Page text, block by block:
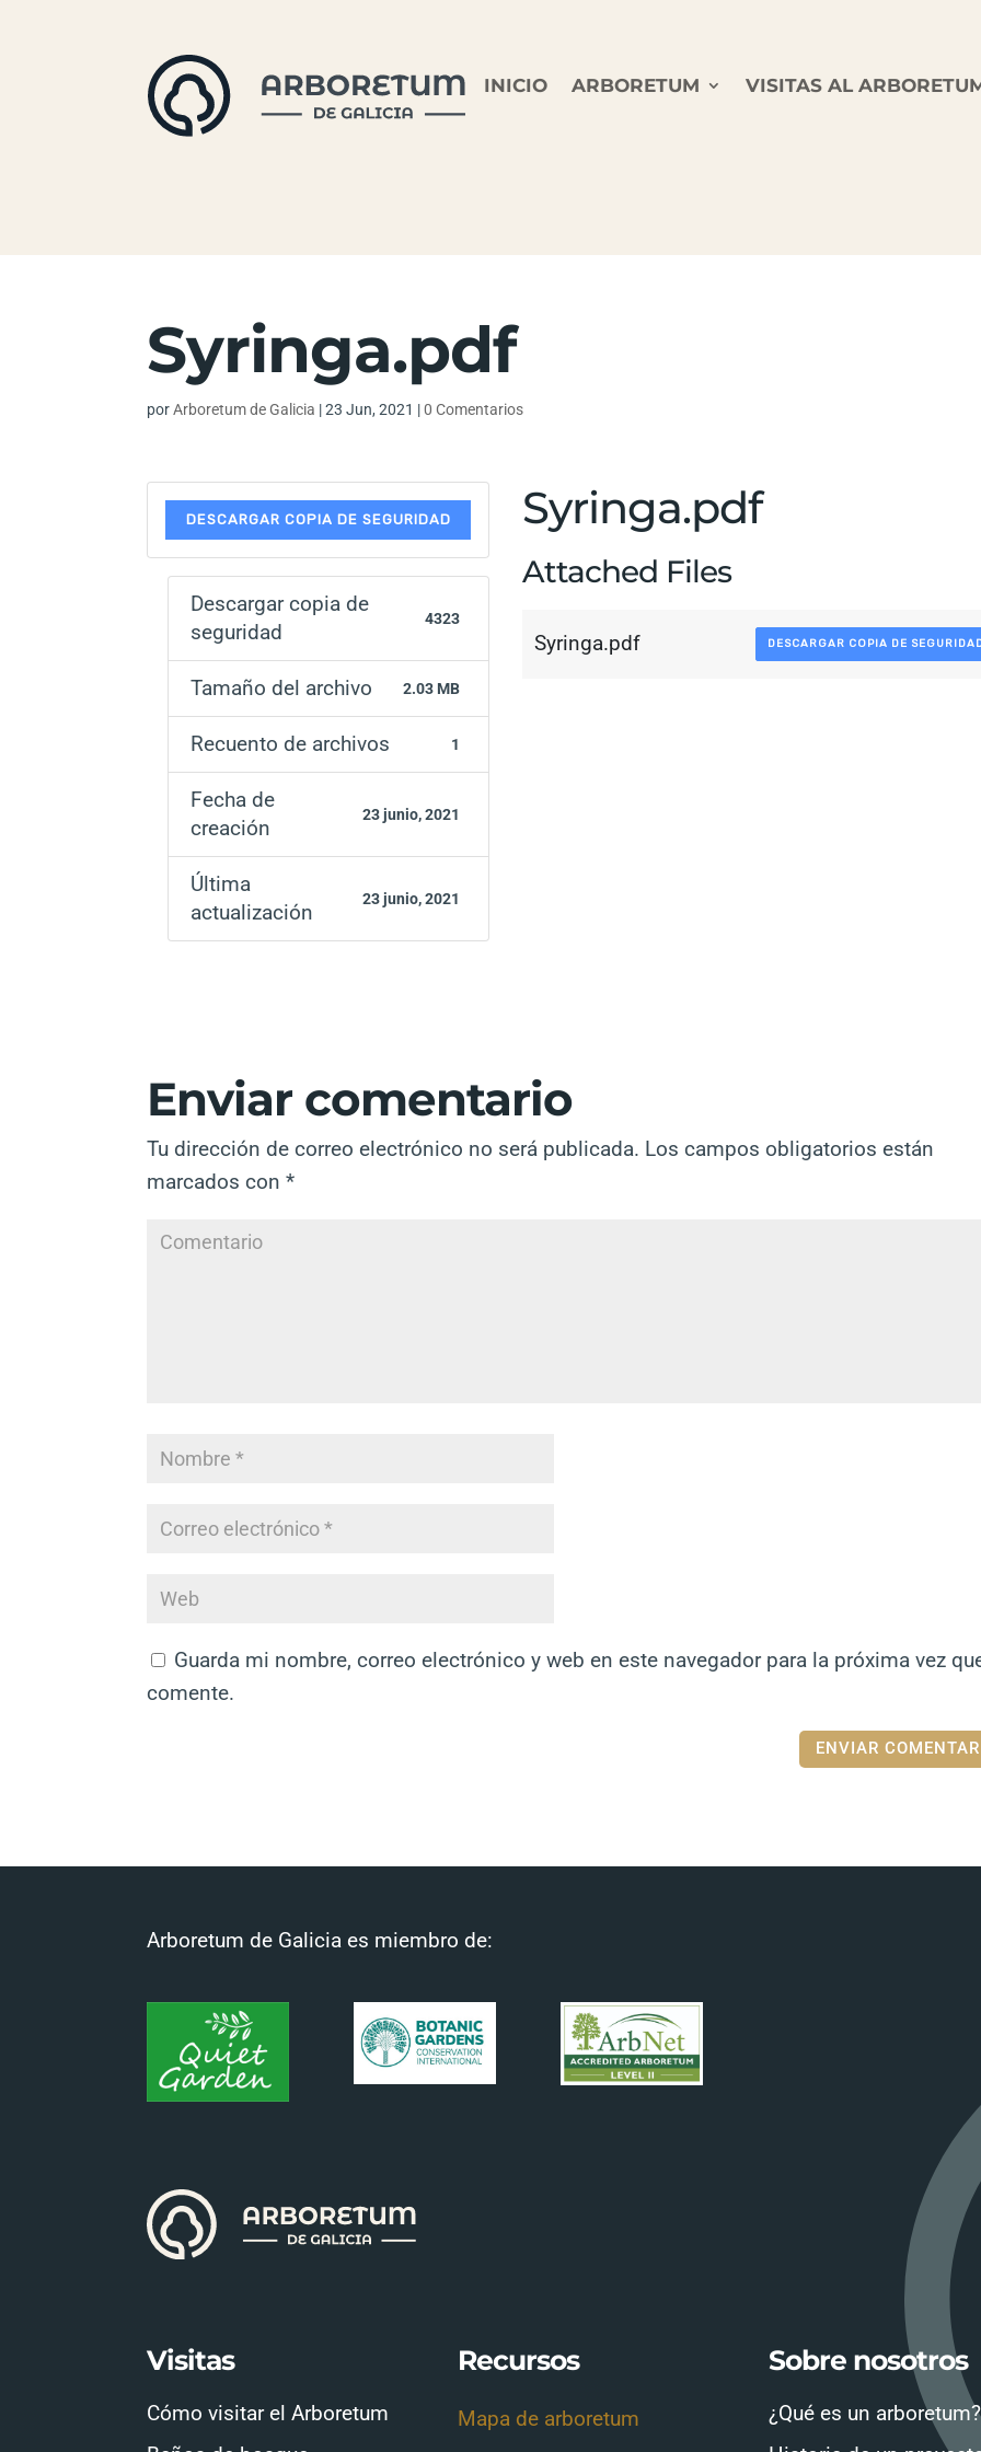
INICIO ARBORETUM VISITAS AL
Syringa.pdf
porArboretum de Galicia |23 Jun, 2021 |0 Comentarios
DESCARGAR COPIA DE SEGURIDAD
Descargar copia de
seguridad
4323
Tamaño del archivo 2.03 MB
Recuento de archivos 1
Fecha de
creación
23 junio, 2021
Última
actualización
23 junio, 2021
Syringa.pdf
Attached Files
Syringa.pdf DESCARGAR COPIA DE
Enviar comentario
Tu dirección de correo electrónico no será publicada. Los campos obligatorios están
marcados con*
Guarda mi nombre, correo electrónico y web en este navegador para la próxima vez
comente.
Arboretum de Galicia es miembro de:
Visitas
Cómo visitar el Arboretum
Recursos
Mapa de arboretum
Sobre nosotros
¿Qué es un arboretum?